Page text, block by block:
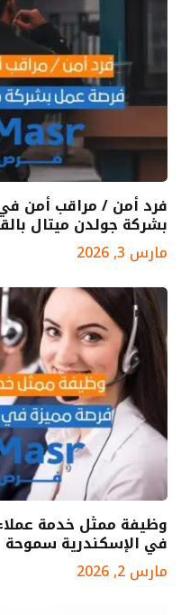
فرد أمن / مراقب أمن
بشركة جولدن ميتال
مارس 3, 2026
وظيفة ممثل خدمة
في الإسكندرية سموحة
مارس 2, 2026